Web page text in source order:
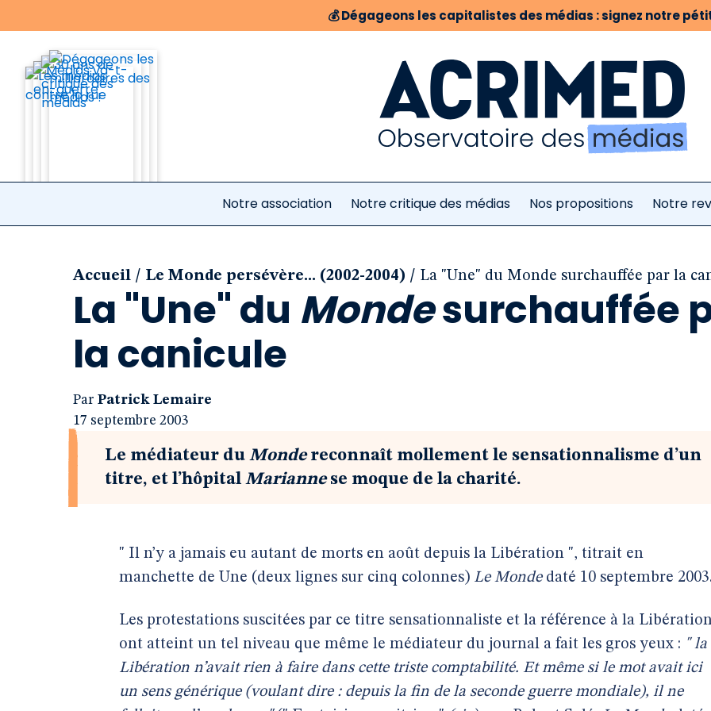
💰Dégageons les capitalistes des médias : signez notre
Notre association Notre critique des médias Nos propositions Notre
Accueil / Le Monde persévère... (2002-2004) / La "Une" du Monde surchauffée par la
La "Une" du Mondesurchauffée
la canicule
Par Patrick Lemaire
17 septembre 2003
Le médiateur du Mondereconnaît mollement le sensationnalisme d’un
titre, et l’hôpitalMariannese moque de la charité.
" Il n’y a jamais eu autant de morts en août depuis la Libération ", titrait en
manchette de Une (deux lignes sur cinq colonnes) Le Mondedaté 10 septembre
Les protestations suscitées par ce titre sensationnaliste et la référence à la
ont atteint un tel niveau que même le médiateur du journal a fait les gros yeux : " la
Libération n’avait rien à faire dans cette triste comptabilité. Et même si le mot avait ici
un sens générique (voulant dire : depuis la fin de la seconde guerre mondiale), il ne